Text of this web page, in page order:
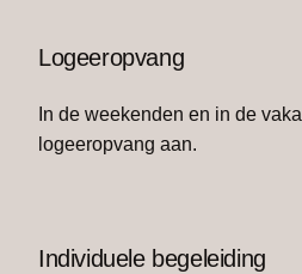
Logeeropvang
In de weekenden en in de
logeeropvang aan.
Individuele begeleiding